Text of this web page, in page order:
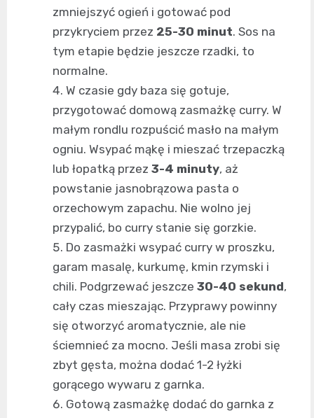
zmniejszyć ogień i gotować pod
przykryciem przez 25-30 minut. Sos na
tym etapie będzie jeszcze rzadki, to
normalne.
W czasie gdy baza się gotuje,
przygotować domową zasmażkę curry. W
małym rondlu rozpuścić masło na małym
ogniu. Wsypać mąkę i mieszać trzepaczką
lub łopatką przez 3-4 minuty, aż
powstanie jasnobrązowa pasta o
orzechowym zapachu. Nie wolno jej
przypalić, bo curry stanie się gorzkie.
Do zasmażki wsypać curry w proszku,
garam masalę, kurkumę, kmin rzymski i
chili. Podgrzewać jeszcze 30-40 sekund,
cały czas mieszając. Przyprawy powinny
się otworzyć aromatycznie, ale nie
ściemnieć za mocno. Jeśli masa zrobi się
zbyt gęsta, można dodać 1-2 łyżki
gorącego wywaru z garnka.
Gotową zasmażkę dodać do garnka z